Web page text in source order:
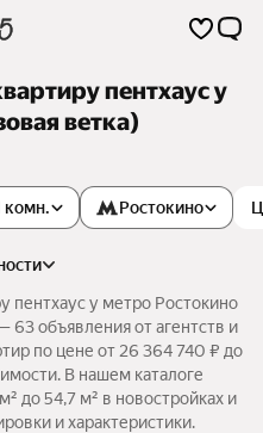
пентхаус у
ветка)
комн. Ростокино
пентхаус у метро Ростокино
объявления от агентств и
по цене от 26 364 740 ₽ до
В нашем каталоге
до 54,7 м² в новостройках и
и характеристики.